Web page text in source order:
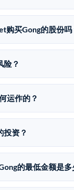
因为它是一家私有
融资。 二级市场上
购买Gong的股份吗
以通过填写本页表单
来表达对Gong股份
是FINRA注册的
超过5亿美元的另类
险？
风险。Gong的股份
以快速出售。不存在
。私有公司的估值在
者应在投资前咨询其
运作的？
格投资者通过二级
资者或其他持有人
交易商促成这些交易
事宜。
投资？
种退出途径：在二
有直到公司完成IPO
的时间都是不可预测
的最低金额是多
IPO产品的最低投